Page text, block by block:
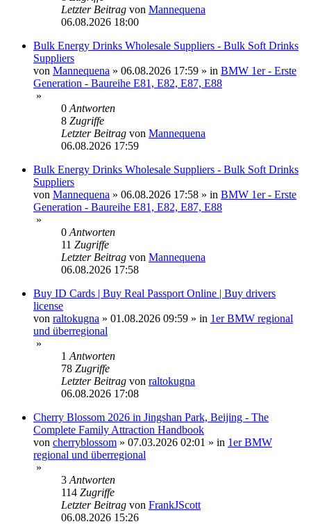
Letzter Beitrag von Mannequena
06.08.2026 18:00
Bulk Energy Drinks Wholesale Suppliers - Bulk Soft Drinks
Suppliers
von Mannequena » 06.08.2026 17:59 » in BMW 1er - Erste
Generation - Baureihe E81, E82, E87, E88
»
0 Antworten
8 Zugriffe
Letzter Beitrag von Mannequena
06.08.2026 17:59
Bulk Energy Drinks Wholesale Suppliers - Bulk Soft Drinks
Suppliers
von Mannequena » 06.08.2026 17:58 » in BMW 1er - Erste
Generation - Baureihe E81, E82, E87, E88
»
0 Antworten
11 Zugriffe
Letzter Beitrag von Mannequena
06.08.2026 17:58
Buy ID Cards | Buy Real Passport Online | Buy drivers
license
von raltokugna » 01.08.2026 09:59 » in 1er BMW regional
und überregional
»
1 Antworten
78 Zugriffe
Letzter Beitrag von raltokugna
06.08.2026 17:08
Cherry Blossom 2026 in Jingshan Park, Beijing - The
Complete Family Attraction Handbook
von cherryblossom » 07.03.2026 02:01 » in 1er BMW
regional und überregional
»
3 Antworten
114 Zugriffe
Letzter Beitrag von FrankJScott
06.08.2026 15:26